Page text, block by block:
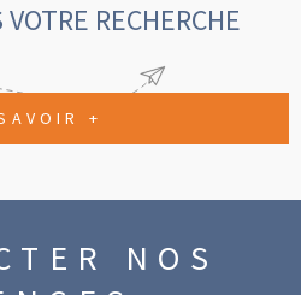
RECHERCHE
+
NOS